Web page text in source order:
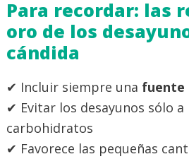
Para recordar: las
oro de los
cándida
✔ Incluir siempre una fuente
✔ Evitar los desayunos sólo a
carbohidratos
✔ Favorece las pequeñas